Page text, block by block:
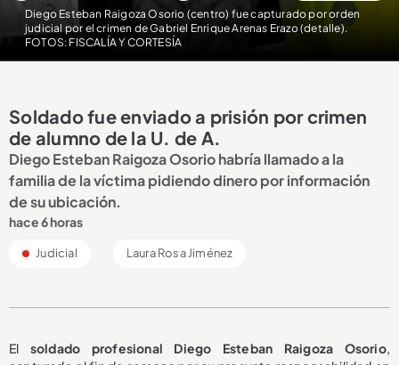
Diego Esteban Raigoza Osorio (centro) fue capturado por orden
judicial por el crimen de Gabriel Enrique Arenas Erazo (detalle).
FOTOS: FISCALÍA Y CORTESÍA
Soldado fue enviado a prisión por crimen
de alumno de la U. de A.
Diego Esteban Raigoza Osorio habría llamado a la
familia de la víctima pidiendo dinero por información
de su ubicación.
hace 6 horas
Judicial Laura Rosa Jiménez
El soldado profesional Diego Esteban Raigoza Osorio,